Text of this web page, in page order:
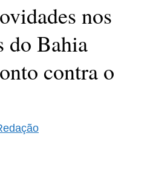
nos
do Bahia
contra o